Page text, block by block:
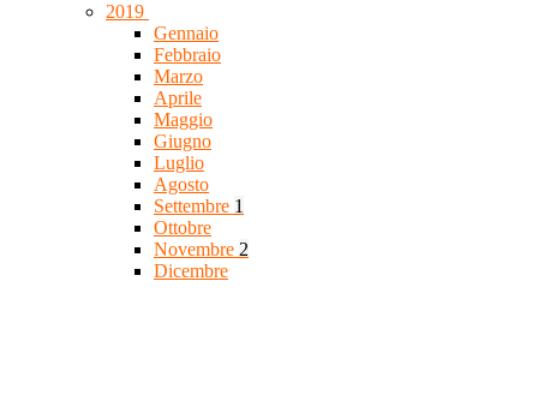
2019
Gennaio
Febbraio
Marzo
Aprile
Maggio
Giugno
Luglio
Agosto
Settembre 1
Ottobre
Novembre 2
Dicembre